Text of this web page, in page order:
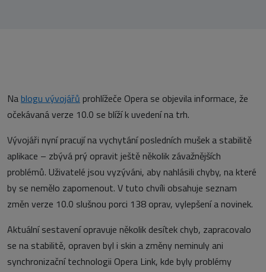
Nablogu vývojářů prohlížeče Opera se objevila informace, že
očekávaná verze 10.0 se blíží k uvedení na trh.
Vývojáři nyní pracují na vychytání posledních mušek a stabilitě
aplikace – zbývá prý opravit ještě několik závažnějších
problémů. Uživatelé jsou vyzýváni, aby nahlásili chyby, na které
by se nemělo zapomenout. V tuto chvíli obsahuje seznam
změn verze 10.0 slušnou porci 138 oprav, vylepšení a novinek.
Aktuální sestavení opravuje několik desítek chyb, zapracovalo
se na stabilitě, opraven byl i skin a změny neminuly ani
synchronizační technologii Opera Link, kde byly problémy